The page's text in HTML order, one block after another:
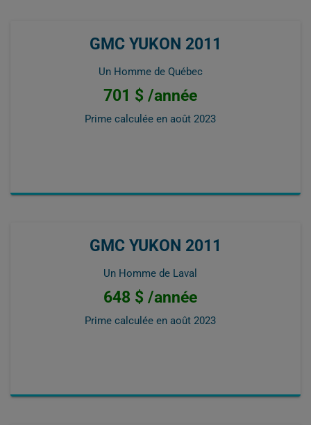
GMC YUKON 2011
Un Homme de Québec
701 $ /année
Prime calculée en août 2023
GMC YUKON 2011
Un Homme de Laval
648 $ /année
Prime calculée en août 2023